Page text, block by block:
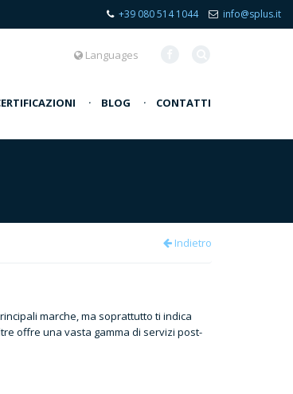
+39 080 514 1044 info@splus.it
Languages
· BLOG · CONTATTI
Indietro
marche, ma soprattutto ti indica
offre una vasta gamma di servizi post-